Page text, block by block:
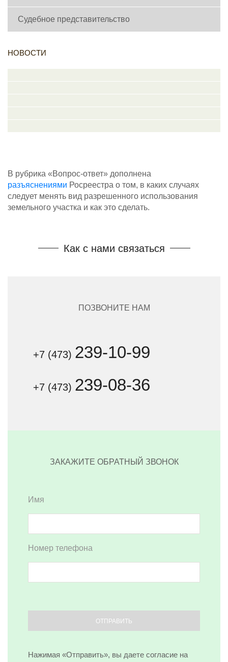
Судебное представительство
НОВОСТИ
В рубрика «Вопрос-ответ» дополнена
разъяснениями Росреестра о том, в каких случаях
следует менять вид разрешенного использования
земельного участка и как это сделать.
Как с нами связаться
ПОЗВОНИТЕ НАМ
+7 (473) 239-10-99
+7 (473) 239-08-36
ЗАКАЖИТЕ ОБРАТНЫЙ ЗВОНОК
Имя
Номер телефона
Нажимая «Отправить», вы даете согласие на